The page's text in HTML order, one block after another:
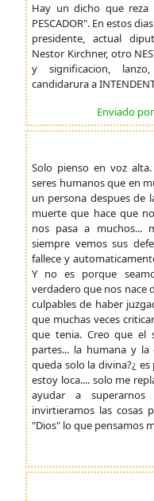
Hay un dicho que reza
PESCADOR". En estos
presidente, actual
Nestor Kirchner, otro
y significacion,
candidarura a
Enviado
Solo pienso en voz
seres humanos que en
un persona despues de
muerte que hace que
nos pasa a muchos...
siempre vemos sus
fallece y
Y no es porque
verdadero que nos nace
culpables de haber
que muchas veces
que tenia. Creo que el
partes... la humana y
queda solo la divina?¿
estoy loca.... solo me
ayudar a
invirtieramos las cosas
"Dios" lo que pensamos